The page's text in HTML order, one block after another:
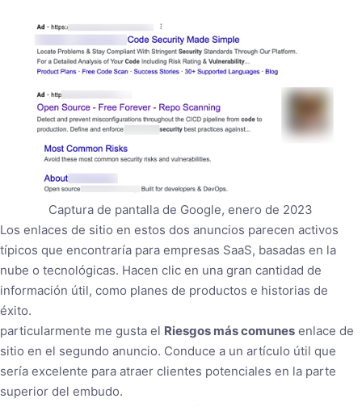
Captura de pantalla de Google, enero de 2023
Los enlaces de sitio en estos dos anuncios parecen activos
típicos que encontraría para empresas SaaS, basadas en la
nube o tecnológicas. Hacen clic en una gran cantidad de
información útil, como planes de productos e historias de
éxito.
particularmente me gusta el Riesgos más comunes enlace de
sitio en el segundo anuncio. Conduce a un artículo útil que
sería excelente para atraer clientes potenciales en la parte
superior del embudo.